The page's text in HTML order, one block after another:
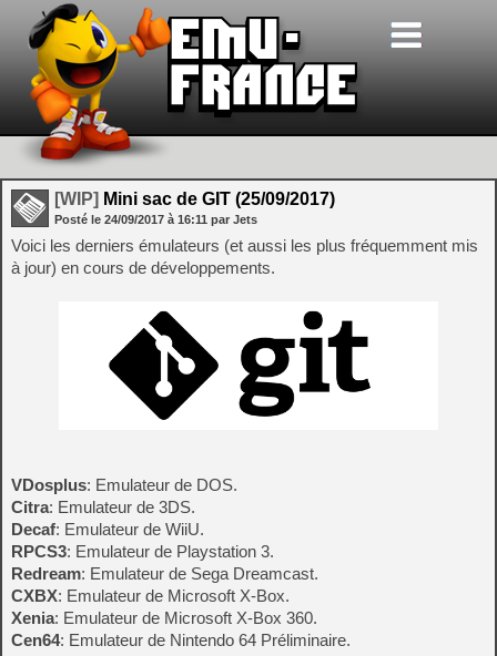
[WIP] Mini sac de GIT (25/09/2017)
Posté le 24/09/2017 à 16:11 par Jets
Voici les derniers émulateurs (et aussi les plus fréquemment mis
à jour) en cours de développements.
VDosplus: Emulateur de DOS.
Citra: Emulateur de 3DS.
Decaf: Emulateur de WiiU.
RPCS3: Emulateur de Playstation 3.
Redream: Emulateur de Sega Dreamcast.
CXBX: Emulateur de Microsoft X-Box.
Xenia: Emulateur de Microsoft X-Box 360.
Cen64: Emulateur de Nintendo 64 Préliminaire.